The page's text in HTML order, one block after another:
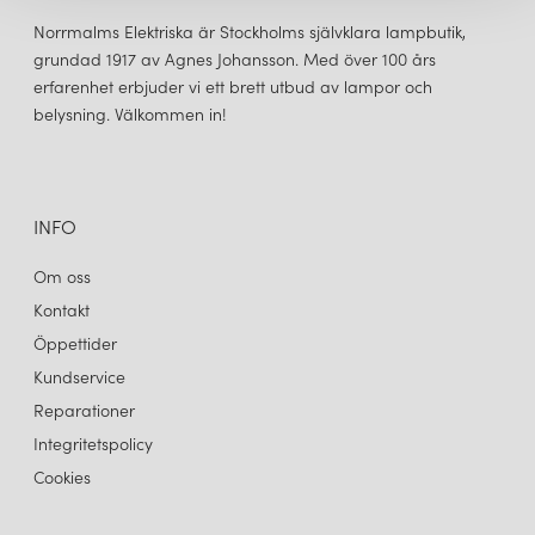
CUERO DESIGN
LÄGG I VARUKORGEN
Norrmalms Elektriska är Stockholms självklara lampbutik,
grundad 1917 av Agnes Johansson. Med över 100 års
erfarenhet erbjuder vi ett brett utbud av lampor och
belysning. Välkommen in!
INFO
Om oss
Kontakt
Öppettider
Kundservice
Reparationer
Integritetspolicy
Cookies